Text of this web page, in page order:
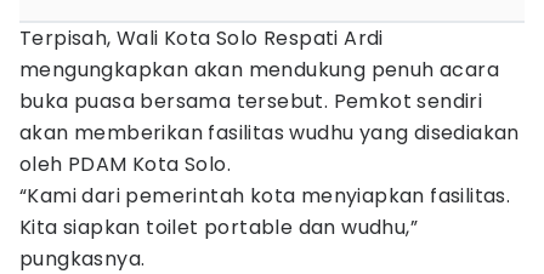
Terpisah, Wali Kota Solo Respati Ardi
mengungkapkan akan mendukung penuh acara
buka puasa bersama tersebut. Pemkot sendiri
akan memberikan fasilitas wudhu yang disediakan
oleh PDAM Kota Solo.
“Kami dari pemerintah kota menyiapkan fasilitas.
Kita siapkan toilet portable dan wudhu,”
pungkasnya.